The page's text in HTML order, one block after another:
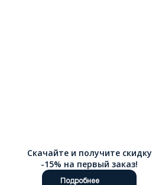
Скачайте и получите скидку
-15% на первый заказ!
Подробнее